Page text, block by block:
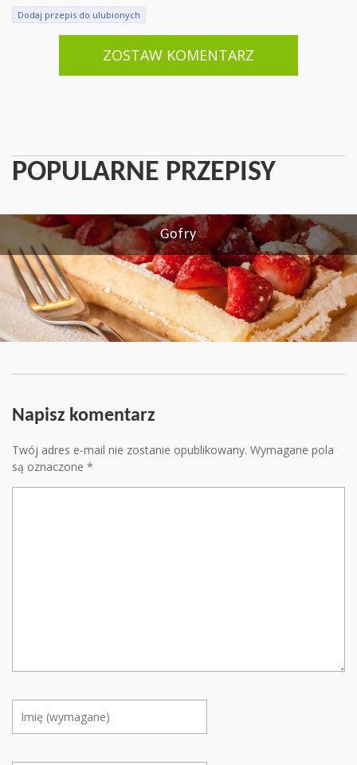
Dodaj przepis do ulubionych
ZOSTAW KOMENTARZ
POPULARNE PRZEPISY
Gofry
Napisz komentarz
Twój adres e-mail nie zostanie opublikowany. Wymagane pola
są oznaczone *